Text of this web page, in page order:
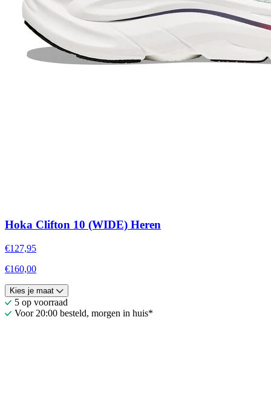
Hoka Clifton 10 (WIDE) Heren
€127,95
€160,00
Kies je maat
5 op voorraad
Voor 20:00 besteld, morgen in huis*